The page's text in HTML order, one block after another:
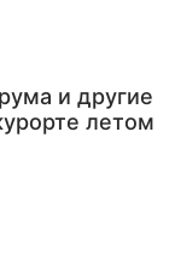
и другие
летом